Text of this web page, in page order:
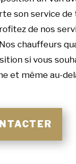
son service
de nos
chauffeurs
si vous
et même au-